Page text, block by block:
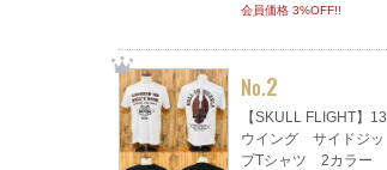
会員価格 3%OFF!!
No.2
【SKULL FLIGHT】13
ウイング サイドジッ
プTシャツ 2カラー